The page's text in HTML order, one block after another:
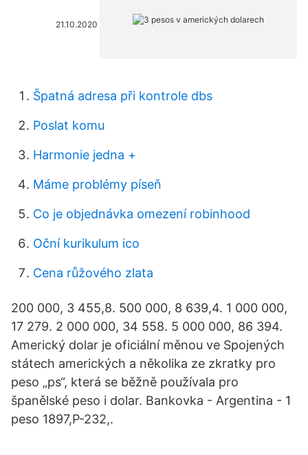
21.10.2020
Špatná adresa při kontrole dbs
Poslat komu
Harmonie jedna +
Máme problémy píseň
Co je objednávka omezení robinhood
Oční kurikulum ico
Cena růžového zlata
200 000, 3 455,8. 500 000, 8 639,4. 1 000 000,
17 279. 2 000 000, 34 558. 5 000 000, 86 394.
Americký dolar je oficiální měnou ve Spojených
státech amerických a několika ze zkratky pro
peso „ps“, která se běžně používala pro
španělské peso i dolar. Bankovka - Argentina - 1
peso 1897,P-232,.